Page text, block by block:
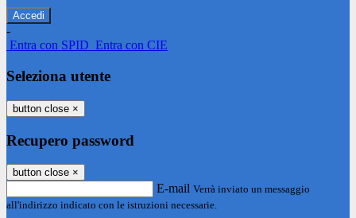
-
Entra con SPID Entra con CIE
Seleziona utente
button close ×
Recupero password
button close ×
E-mail Verrà inviato un messaggio
all'indirizzo indicato con le istruzioni necessarie.